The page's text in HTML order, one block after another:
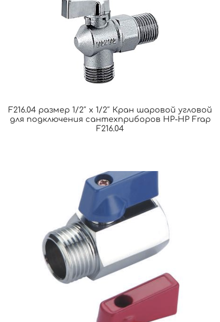
F216.04 размер 1/2″ x 1/2″ Кран шаровой угловой
для подключения сантехприборов НР-НР Frap
F216.04